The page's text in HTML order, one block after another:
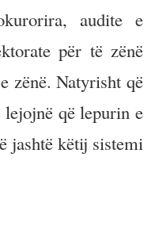
audite e
për të zënë
zënë. Natyrisht që
që lepurin e
jashtë këtij sistemi